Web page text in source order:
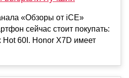
«Обзоры от iCE»
сейчас стоит покупать:
60I. Honor X7D имеет